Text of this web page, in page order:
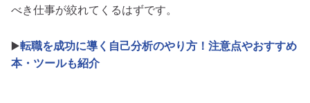
べき仕事が絞れてくるはずです。
▶️転職を成功に導く自己分析のやり方！注意点やおすすめ
本・ツールも紹介